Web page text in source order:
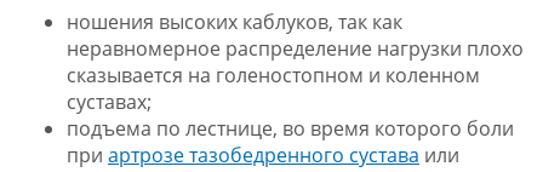
ношения высоких каблуков, так как
неравномерное распределение нагрузки плохо
сказывается на голеностопном и коленном
суставах;
подъема по лестнице, во время которого боли
при артрозе тазобедренного сустава или